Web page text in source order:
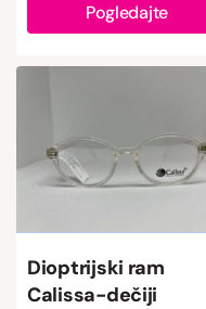
Pogledajte
Dioptrijski ram
Calissa-dečiji